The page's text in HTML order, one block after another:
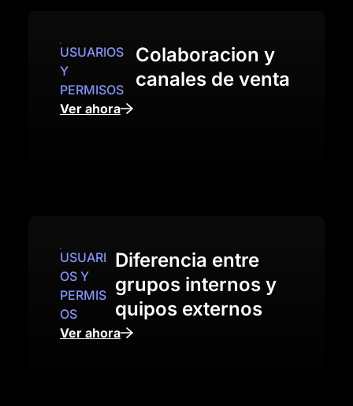
USUARIOS
Y
PERMISOS
Colaboracion y
canales de venta
Ver ahora
USUARI
OS Y
PERMIS
OS
Diferencia entre
grupos internos y
quipos externos
Ver ahora